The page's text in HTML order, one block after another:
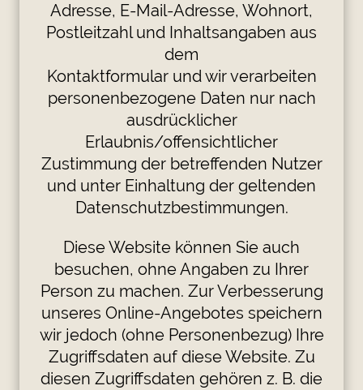
Adresse, E-Mail-Adresse, Wohnort,
Postleitzahl und Inhaltsangaben aus
dem
Kontaktformular und wir verarbeiten
personenbezogene Daten nur nach
ausdrücklicher
Erlaubnis/offensichtlicher
Zustimmung der betreffenden Nutzer
und unter Einhaltung der geltenden
Datenschutzbestimmungen.
Diese Website können Sie auch
besuchen, ohne Angaben zu Ihrer
Person zu machen. Zur Verbesserung
unseres Online-Angebotes speichern
wir jedoch (ohne Personenbezug) Ihre
Zugriffsdaten auf diese Website. Zu
diesen Zugriffsdaten gehören z. B. die